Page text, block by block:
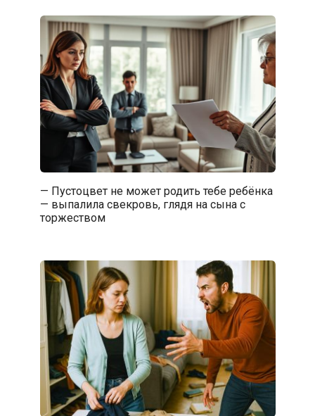
— Пустоцвет не может родить тебе ребёнка
— выпалила свекровь, глядя на сына с
торжеством